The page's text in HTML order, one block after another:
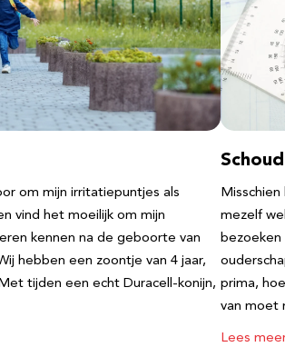
om mijn irritatiepuntjes als
vind het moeilijk om mijn
kennen na de geboorte van
hebben een zoontje van 4 jaar,
tijden een echt Duracell-konijn,
mezelf
bezoeken
prima,
van moet
Lees